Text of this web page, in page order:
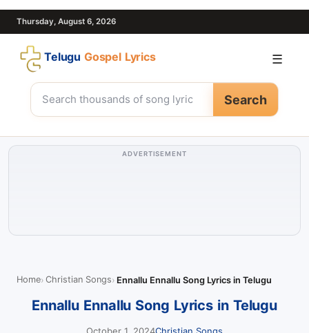
Thursday, August 6, 2026
Telugu Gospel Lyrics
Search
☰
ADVERTISEMENT
Home Christian Songs Ennallu Ennallu Song Lyrics in Telugu
Ennallu Ennallu Song Lyrics in Telugu